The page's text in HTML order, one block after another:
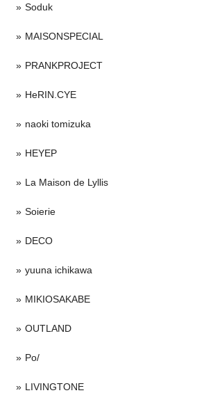
Soduk
MAISONSPECIAL
PRANKPROJECT
HeRIN.CYE
naoki tomizuka
HEYEP
La Maison de Lyllis
Soierie
DECO
yuuna ichikawa
MIKIOSAKABE
OUTLAND
Po/
LIVINGTONE